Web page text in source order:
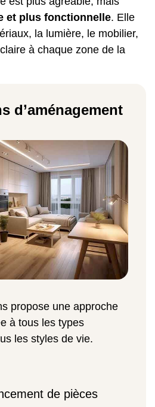
et plus fonctionnelle. Elle
la lumière, le mobilier,
à chaque zone de la
d’aménagement
propose une approche
à tous les types
les styles de vie.
de pièces